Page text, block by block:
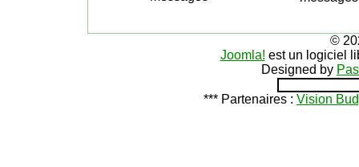
©
Joomla! est un logiciel
Designed by
*** Partenaires : Vision